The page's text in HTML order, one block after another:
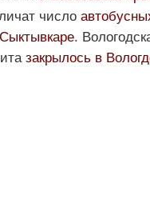
число
Сыктывкаре.
закрылось в